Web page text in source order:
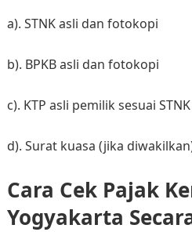
a). STNK asli dan fotokopi​
b). BPKB asli dan fotokopi​
c). KTP asli pemilik sesuai
d). Surat kuasa (jika
Cara Cek Pajak
Yogyakarta